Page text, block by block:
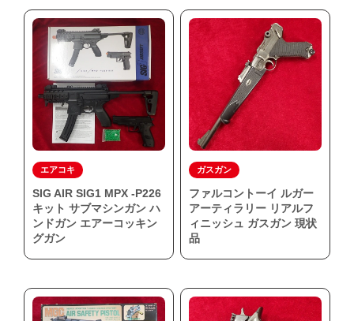
エアコキ
SIG AIR SIG1 MPX -P226
キット サブマシンガン ハ
ンドガン エアーコッキン
グガン
ガスガン
ファルコントーイ ルガー
アーティラリー リアルフ
ィニッシュ ガスガン 現状
品